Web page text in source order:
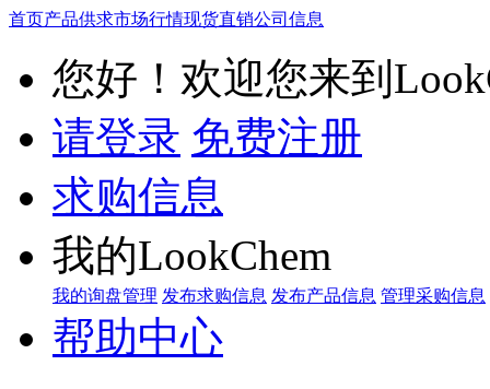
首页产品供求市场行情现货直销公司信息
您好！欢迎您来到
请登录 免费注册
求购信息
我的LookChem
我的询盘管理 发布求购信息 发布产品信息 管理采购信息
帮助中心